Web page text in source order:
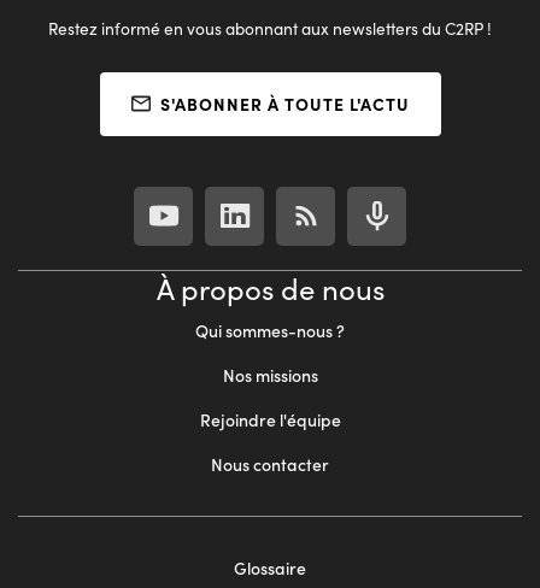
Restez informé en vous abonnant aux newsletters du C2RP !
S'ABONNER À TOUTE L'ACTU
À propos de nous
Qui sommes-nous ?
Nos missions
Rejoindre l'équipe
Nous contacter
Glossaire